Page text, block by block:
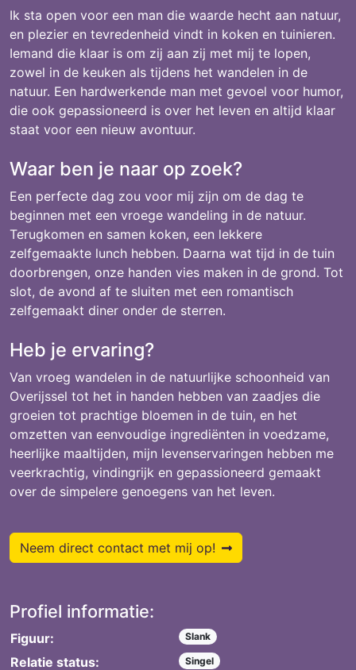
Ik sta open voor een man die waarde hecht aan natuur,
en plezier en tevredenheid vindt in koken en tuinieren.
Iemand die klaar is om zij aan zij met mij te lopen,
zowel in de keuken als tijdens het wandelen in de
natuur. Een hardwerkende man met gevoel voor humor,
die ook gepassioneerd is over het leven en altijd klaar
staat voor een nieuw avontuur.
Waar ben je naar op zoek?
Een perfecte dag zou voor mij zijn om de dag te
beginnen met een vroege wandeling in de natuur.
Terugkomen en samen koken, een lekkere
zelfgemaakte lunch hebben. Daarna wat tijd in de tuin
doorbrengen, onze handen vies maken in de grond. Tot
slot, de avond af te sluiten met een romantisch
zelfgemaakt diner onder de sterren.
Heb je ervaring?
Van vroeg wandelen in de natuurlijke schoonheid van
Overijssel tot het in handen hebben van zaadjes die
groeien tot prachtige bloemen in de tuin, en het
omzetten van eenvoudige ingrediënten in voedzame,
heerlijke maaltijden, mijn levenservaringen hebben me
veerkrachtig, vindingrijk en gepassioneerd gemaakt
over de simpelere genoegens van het leven.
Neem direct contact met mij op!
Profiel informatie:
Figuur: Slank
Relatie status: Singel